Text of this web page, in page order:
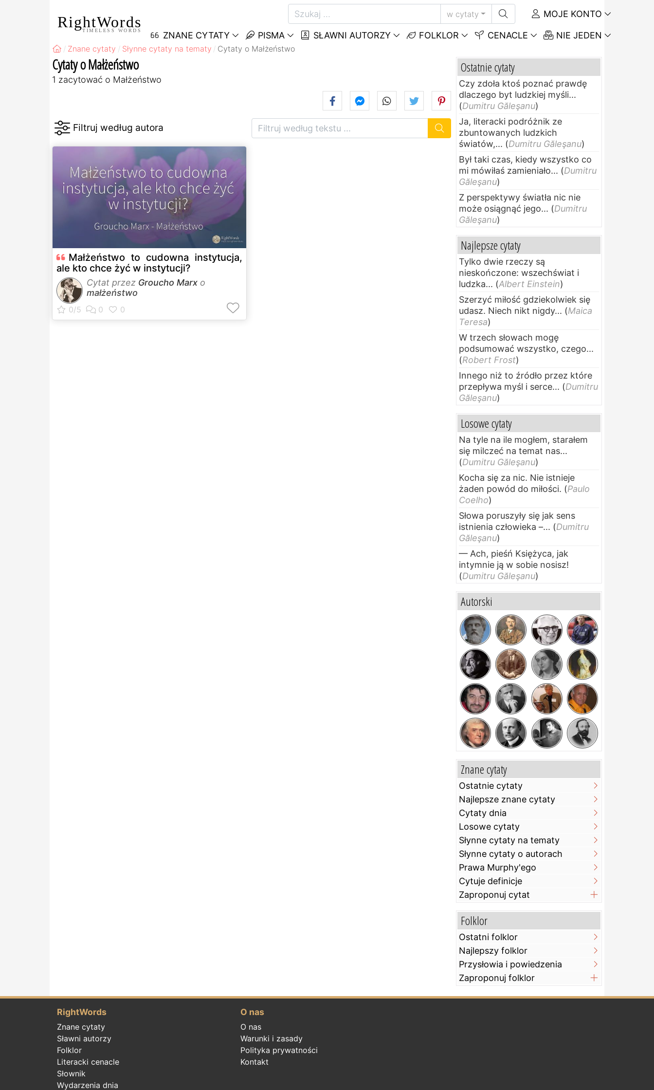
RightWords
TIMELESS WORDS
w cytaty MOJE KONTO
ZNANE CYTATY PISMA SŁAWNI AUTORZY FOLKLOR CENACLE NIE JEDEN
Znane cytaty Słynne cytaty na tematy Cytaty o Małżeństwo
Cytaty o Małżeństwo
1 zacytować o Małżeństwo
Małżeństwo to cudowna instytucja,
ale kto chce żyć w instytucji?
Cytat przez Groucho Marx o
małżeństwo
Ostatnie cytaty
Czy zdoła ktoś poznać prawdę
dlaczego byt ludzkiej myśli...
(Dumitru Găleşanu)
Ja, literacki podróżnik ze
zbuntowanych ludzkich
światów,... (Dumitru Găleşanu)
Był taki czas, kiedy wszystko co
mi mówiłaś zamieniało... (Dumitru
Găleşanu)
Z perspektywy światła nic nie
może osiągnąć jego... (Dumitru
Găleşanu)
Najlepsze cytaty
Tylko dwie rzeczy są
nieskończone: wszechświat i
ludzka... (Albert Einstein)
Szerzyć miłość gdziekolwiek się
udasz. Niech nikt nigdy... (Maica
Teresa)
W trzech słowach mogę
podsumować wszystko, czego...
(Robert Frost)
Innego niż to źródło przez które
przepływa myśl i serce... (Dumitru
Găleşanu)
Losowe cytaty
Na tyle na ile mogłem, starałem
się milczeć na temat nas...
(Dumitru Găleşanu)
Kocha się za nic. Nie istnieje
żaden powód do miłości. (Paulo
Coelho)
Słowa poruszyły się jak sens
istnienia człowieka –... (Dumitru
Găleşanu)
— Ach, pieśń Księżyca, jak
intymnie ją w sobie nosisz!
(Dumitru Găleşanu)
Autorski
Znane cytaty
Ostatnie cytaty
Najlepsze znane cytaty
Cytaty dnia
Losowe cytaty
Słynne cytaty na tematy
Słynne cytaty o autorach
Prawa Murphy'ego
Cytuje definicje
Zaproponuj cytat
Folklor
Ostatni folklor
Najlepszy folklor
Przysłowia i powiedzenia
Zaproponuj folklor
RightWords
Znane cytaty
Sławni autorzy
Folklor
Literacki cenacle
Słownik
Wydarzenia dnia
O nas
O nas
Warunki i zasady
Polityka prywatności
Kontakt